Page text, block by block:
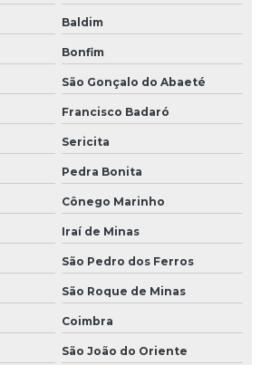
Baldim
Bonfim
São Gonçalo do Abaeté
Francisco Badaró
Sericita
Pedra Bonita
Cônego Marinho
Iraí de Minas
São Pedro dos Ferros
São Roque de Minas
Coimbra
São João do Oriente